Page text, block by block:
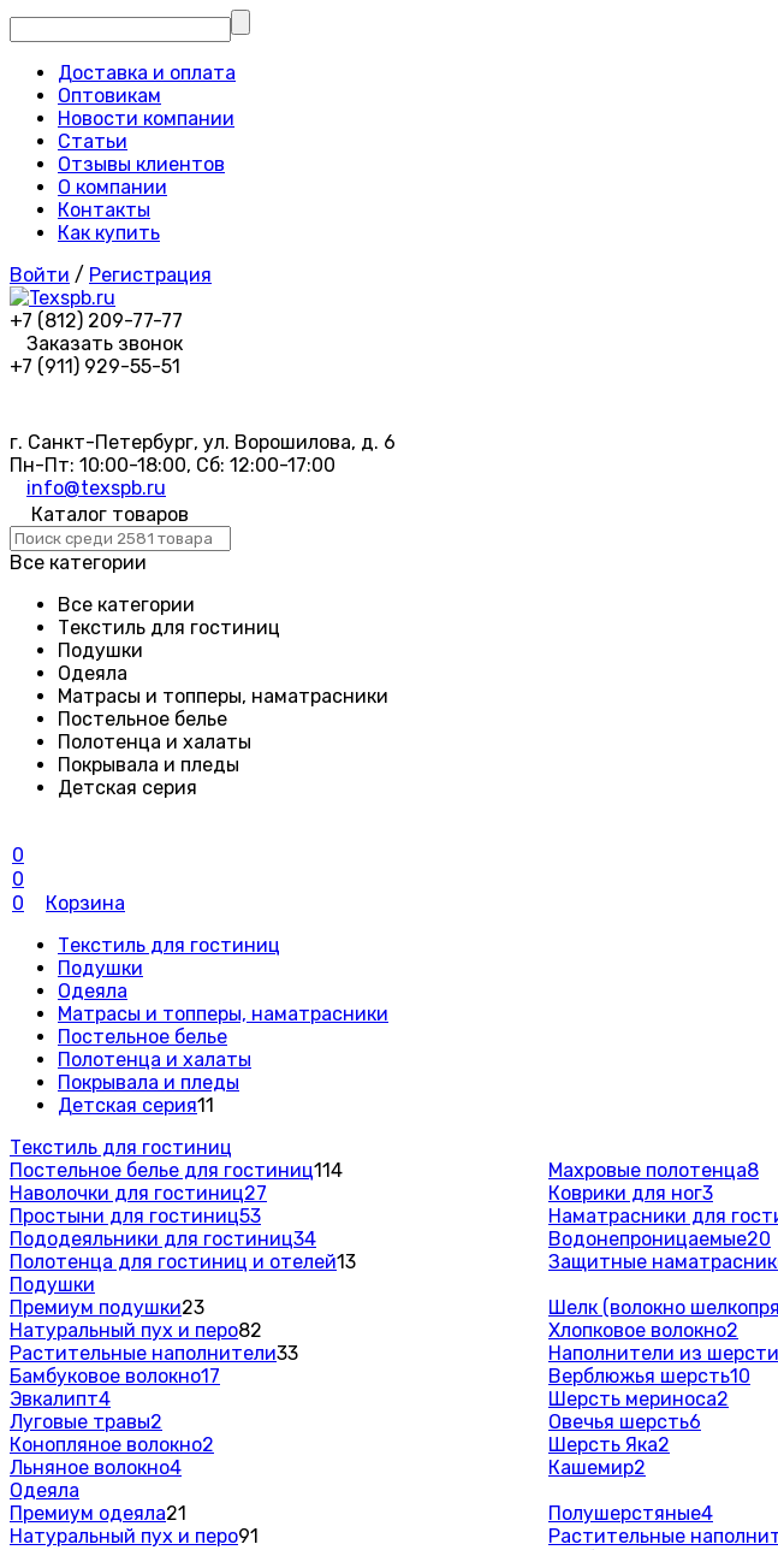
Доставка и оплата
Оптовикам
Новости компании
Статьи
Отзывы клиентов
О компании
Контакты
Как купить
Войти / Регистрация
+7 (812) 209-77-77
Заказать звонок
+7 (911) 929-55-51
г. Санкт-Петербург, ул. Ворошилова, д. 6
Пн-Пт: 10:00-18:00, Сб: 12:00-17:00
info@texspb.ru
Каталог товаров
Все категории
Все категории
Текстиль для гостиниц
Подушки
Одеяла
Матрасы и топперы, наматрасники
Постельное белье
Полотенца и халаты
Покрывала и пледы
Детская серия
0
0
0
Корзина
Текстиль для гостиниц
Подушки
Одеяла
Матрасы и топперы, наматрасники
Постельное белье
Полотенца и халаты
Покрывала и пледы
Детская серия11
Текстиль для гостиниц
Постельное белье для гостиниц114
Наволочки для гостиниц27
Простыни для гостиниц53
Пододеяльники для гостиниц34
Полотенца для гостиниц и отелей13
Махровые полотенца8
Коврики для ног3
Наматрасники для
Водонепроницаемые20
Защитные
Подушки
Премиум подушки23
Натуральный пух и перо82
Растительные наполнители33
Бамбуковое волокно17
Эвкалипт4
Луговые травы2
Конопляное волокно2
Льняное волокно4
Шелк (волокно
Хлопковое волокно2
Наполнители из шерсти
Верблюжья шерсть10
Шерсть мериноса2
Овечья шерсть6
Шерсть Яка2
Кашемир2
Одеяла
Премиум одеяла21
Натуральный пух и перо91
Полушерстяные4
Растительные